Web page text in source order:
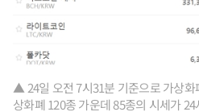
▲ 24일 오전 7시31분 기준으로 가상
상화폐 120종 가운데 85종의 시세가